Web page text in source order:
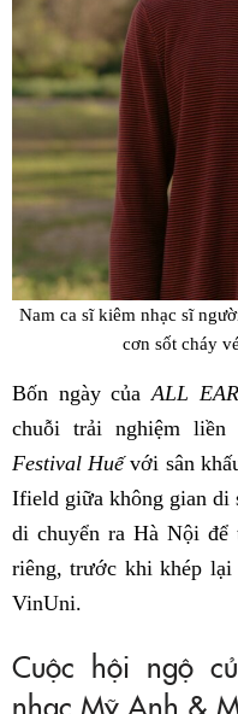
Nam ca sĩ kiêm nhạc sĩ
cơn sốt cháy
Bốn ngày củaALL
chuỗi trải nghiệm
Festival Huếvới sân
Ifield giữa không gian di
di chuyển ra Hà Nội để
riêng, trước khi khép lại
VinUni.
Cuộc hội ngộ
nhạc Mỹ Anh &